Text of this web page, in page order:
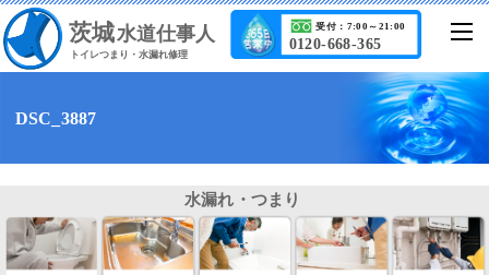
茨城水道仕事人
トイレつまり・水漏れ修理
0120-668-365
受付：7:00～21:00
DSC_3887
水漏れ・つまり